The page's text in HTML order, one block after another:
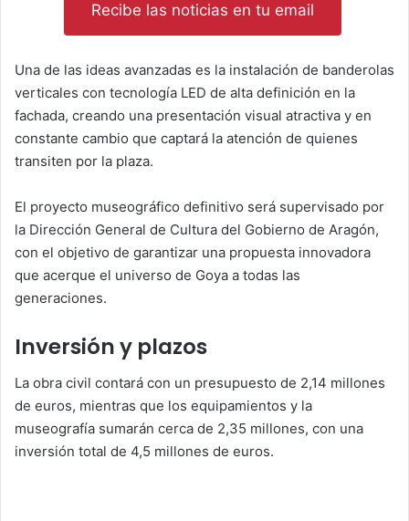
Recibe las noticias en tu email
Una de las ideas avanzadas es la instalación de banderolas
verticales con tecnología LED de alta definición en la
fachada, creando una presentación visual atractiva y en
constante cambio que captará la atención de quienes
transiten por la plaza.
El proyecto museográfico definitivo será supervisado por
la Dirección General de Cultura del Gobierno de Aragón,
con el objetivo de garantizar una propuesta innovadora
que acerque el universo de Goya a todas las
generaciones.
Inversión y plazos
La obra civil contará con un presupuesto de 2,14 millones
de euros, mientras que los equipamientos y la
museografía sumarán cerca de 2,35 millones, con una
inversión total de 4,5 millones de euros.